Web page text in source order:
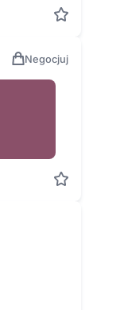
Negocjuj